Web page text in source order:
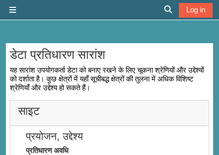
खोज इनपुट को
Log in
डेटा प्रतिधारण सारांश
यह सारांश उपयोगकर्ता डेटा को बनाए रखने के लिए चूकना श्रेणियों और उद्देश्यों
को दर्शाता है। कुछ क्षेत्रों में यहाँ सूचीबद्ध क्षेत्रों की तुलना में अधिक विशिष्ट
श्रेणियाँ और उद्देश्य हो सकते हैं।
साइट
प्रयोजन, उद्देश्य
प्रतिधारण अवधि